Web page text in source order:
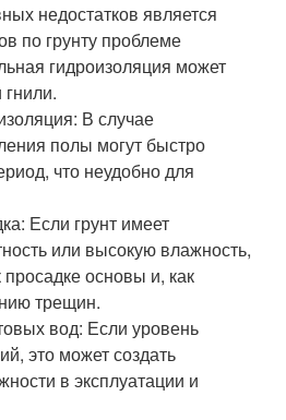
недостатков является
по грунту проблеме
гидроизоляция может
В случае
полы могут быстро
что неудобно для
Если грунт имеет
или высокую влажность,
основы и, как
трещин.
вод: Если уровень
это может создать
в эксплуатации и